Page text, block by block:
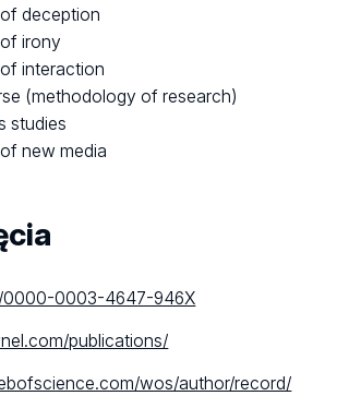
deception
irony
interaction
(methodology of research)
studies
new media
0000-0003-4647-946X
publications/
wos/author/record/